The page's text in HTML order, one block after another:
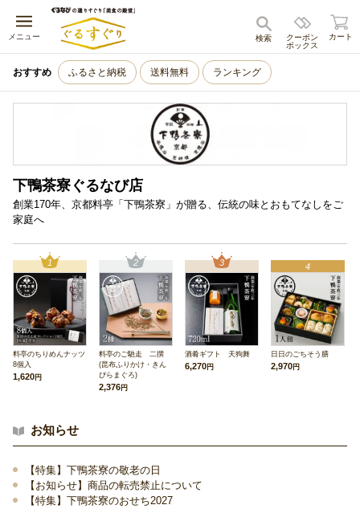
メニュー
キャンセル
クーポン
ボックス
検索 カート
おすすめ ふるさと納税 送料無料 ランキング
下鴨茶寮ぐるなび店
創業170年、京都料亭「下鴨茶寮」が贈る、伝統の味とおもてなしをご
家庭へ
1
料亭のちりめんナッツ
8個入
1,620 円
2
料亭のご馳走 二撰
(昆布ふりかけ・きん
ぴらまぐろ)
2,376円
3
酒肴ギフト 天狗舞
6,270円
4
日日のごちそう膳
2,970円
お知らせ
【特集】下鴨茶寮の敬老の日
【お知らせ】商品の転売禁止について
【特集】下鴨茶寮のおせち2027